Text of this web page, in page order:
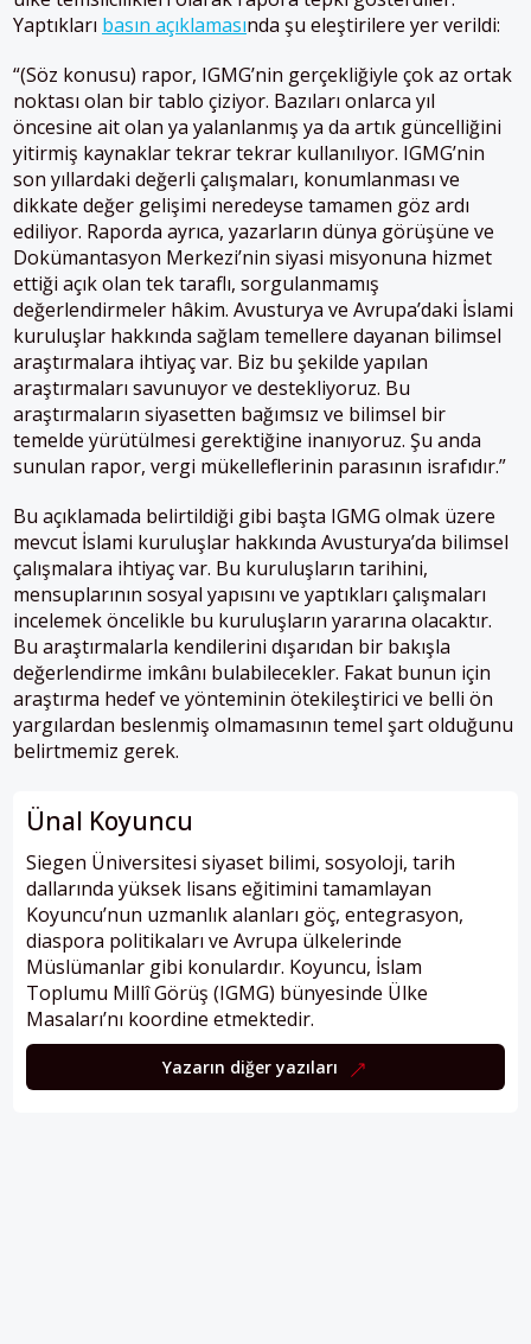
Yaptıkları basın açıklamasında şu eleştirilere yer verildi:
“(Söz konusu) rapor, IGMG’nin gerçekliğiyle çok az ortak
noktası olan bir tablo çiziyor. Bazıları onlarca yıl
öncesine ait olan ya yalanlanmış ya da artık güncelliğini
yitirmiş kaynaklar tekrar tekrar kullanılıyor. IGMG’nin
son yıllardaki değerli çalışmaları, konumlanması ve
dikkate değer gelişimi neredeyse tamamen göz ardı
ediliyor. Raporda ayrıca, yazarların dünya görüşüne ve
Dokümantasyon Merkezi’nin siyasi misyonuna hizmet
ettiği açık olan tek taraflı, sorgulanmamış
değerlendirmeler hâkim. Avusturya ve Avrupa’daki İslami
kuruluşlar hakkında sağlam temellere dayanan bilimsel
araştırmalara ihtiyaç var. Biz bu şekilde yapılan
araştırmaları savunuyor ve destekliyoruz. Bu
araştırmaların siyasetten bağımsız ve bilimsel bir
temelde yürütülmesi gerektiğine inanıyoruz. Şu anda
sunulan rapor, vergi mükelleflerinin parasının israfıdır.”
Bu açıklamada belirtildiği gibi başta IGMG olmak üzere
mevcut İslami kuruluşlar hakkında Avusturya’da bilimsel
çalışmalara ihtiyaç var. Bu kuruluşların tarihini,
mensuplarının sosyal yapısını ve yaptıkları çalışmaları
incelemek öncelikle bu kuruluşların yararına olacaktır.
Bu araştırmalarla kendilerini dışarıdan bir bakışla
değerlendirme imkânı bulabilecekler. Fakat bunun için
araştırma hedef ve yönteminin ötekileştirici ve belli ön
yargılardan beslenmiş olmamasının temel şart olduğunu
belirtmemiz gerek.
Ünal Koyuncu
Siegen Üniversitesi siyaset bilimi, sosyoloji, tarih
dallarında yüksek lisans eğitimini tamamlayan
Koyuncu’nun uzmanlık alanları göç, entegrasyon,
diaspora politikaları ve Avrupa ülkelerinde
Müslümanlar gibi konulardır. Koyuncu, İslam
Toplumu Millî Görüş (IGMG) bünyesinde Ülke
Masaları’nı koordine etmektedir.
Yazarın diğer yazıları